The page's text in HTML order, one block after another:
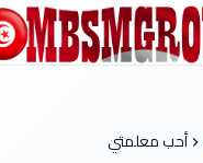
أحب معلمتي